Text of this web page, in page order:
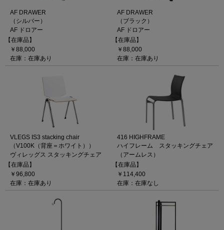
AF DRAWER
（シルバー）
AF ドロアー
【在庫品】
￥88,000
在庫：在庫あり
AF DRAWER
（ブラック）
AF ドロアー
【在庫品】
￥88,000
在庫：在庫あり
VLEGS IS3 stacking chair
（V100K（背座＝ホワイト））
ヴィレッグス スタッキングチェア
【在庫品】
￥96,800
在庫：在庫あり
416 HIGHFRAME
ハイフレーム スタッキングチェア
（アームレス）
【在庫品】
￥114,400
在庫：在庫なし